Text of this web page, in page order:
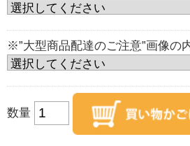
※”大型商品配達のご注意”画像の
数量